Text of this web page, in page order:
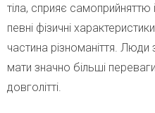
тіла, сприяє самоприйняттю
певні фізичні
частина різноманіття.
мати значно більші
довголітті.